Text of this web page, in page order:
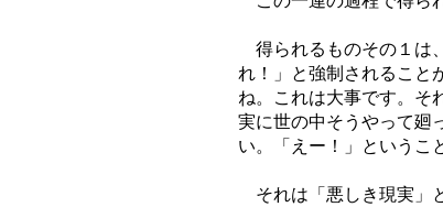
得られるものその１は
れ！」と強制されること
ね。これは大事です。そ
実に世の中そうやって廻
い。「えー！」というこ
それは「悪しき現実」